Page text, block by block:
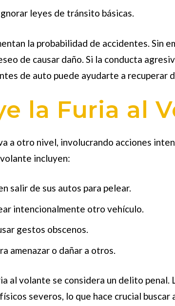
leyes de tránsito básicas.
la probabilidad de accidentes. Sin
de causar daño. Si la conducta
de auto puede ayudarte a recuperar
la Furia al
a otro nivel, involucrando acciones
incluyen:
salir de sus autos para pelear.
intencionalmente otro vehículo.
gestos obscenos.
amenazar o dañar a otros.
al volante se considera un delito
severos, lo que hace crucial buscar